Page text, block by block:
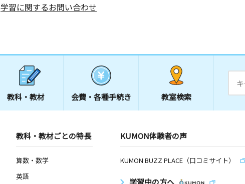
学習に関するお問い合わせ
教科・教材 会費・ 各種手続き 教室検索
教科・教材ごとの特長
算数・数学
英語
KUMON体験者の声
KUMON BUZZ PLACE（口コミサイト）
学習中の方へ